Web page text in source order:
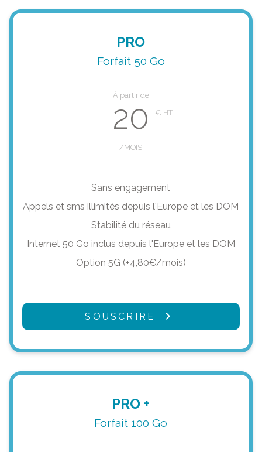
PRO
Forfait 50 Go
À partir de
20
/MOIS
Sans engagement
Appels et sms illimités depuis l'Europe et les DOM
Stabilité du réseau
Internet 50 Go inclus depuis l'Europe et les DOM
Option 5G (+4,80€/mois)
SOUSCRIRE
PRO +
Forfait 100 Go